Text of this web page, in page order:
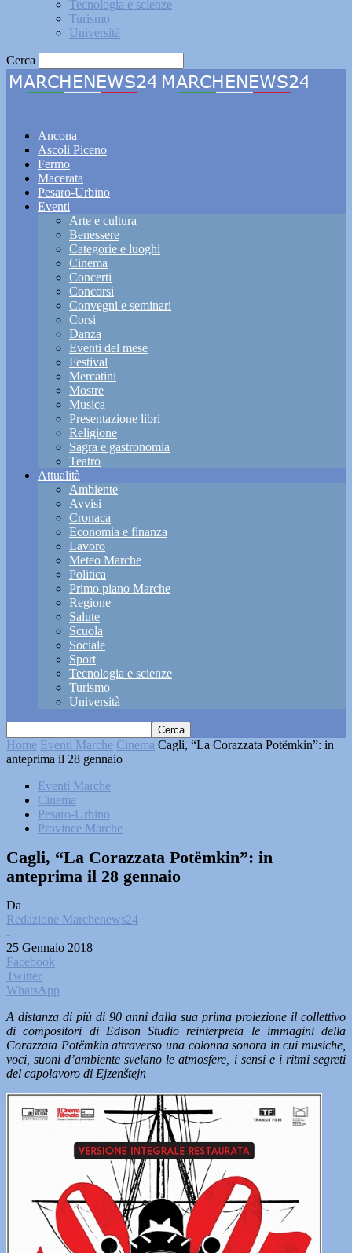
Tecnologia e scienze
Turismo
Università
Cerca
Ancona
Ascoli Piceno
Fermo
Macerata
Pesaro-Urbino
Eventi
Arte e cultura
Benessere
Categorie e luoghi
Cinema
Concerti
Concorsi
Convegni e seminari
Corsi
Danza
Eventi del mese
Festival
Mercatini
Mostre
Musica
Presentazione libri
Religione
Sagra e gastronomia
Teatro
Attualità
Ambiente
Avvisi
Cronaca
Economia e finanza
Lavoro
Meteo Marche
Politica
Primo piano Marche
Regione
Salute
Scuola
Sociale
Sport
Tecnologia e scienze
Turismo
Università
Home Eventi Marche Cinema Cagli, “La Corazzata Potëmkin”: in
anteprima il 28 gennaio
Eventi Marche
Cinema
Pesaro-Urbino
Province Marche
Cagli, “La Corazzata Potëmkin”: in
anteprima il 28 gennaio
Da
Redazione Marchenews24
-
25 Gennaio 2018
Facebook
Twitter
WhatsApp
A distanza di più di 90 anni dalla sua prima proiezione il collettivo
di compositori di Edison Studio reinterpreta le immagini della
Corazzata Potëmkin attraverso una colonna sonora in cui musiche,
voci, suoni d’ambiente svelano le atmosfere, i sensi e i ritmi segreti
del capolavoro di Ejzenštejn